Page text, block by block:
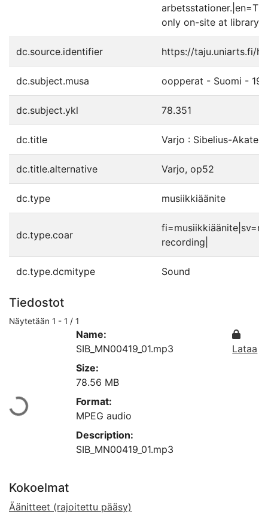
only on-site at
dc.source.identifier https://taju.uniarts.fi/
dc.subject.musa oopperat - Suomi -
dc.subject.ykl 78.351
dc.title Varjo : Sibelius-
dc.title.alternative Varjo, op52
dc.type musiikkiäänite
dc.type.coar
recording|
dc.type.dcmitype Sound
Tiedostot
Näytetään 1 - 1 / 1
Ladataan...
Name:
SIB_MN00419_01.mp3
Size:
78.56 MB
Format:
MPEG audio
Description:
SIB_MN00419_01.mp3
Lataa
Kokoelmat
Äänitteet (rajoitettu pääsy)